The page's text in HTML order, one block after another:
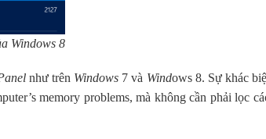
Windows 8
như trên Windows 7 và Windows 8. Sự khác
memory problems, mà không cần phải lọc